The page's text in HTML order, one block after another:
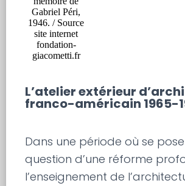
Gabriel Péri,
1946. / Source
site internet
fondation-
giacometti.fr
L’atelier extérieur
franco-américain 1965-
Dans une période où se
question d’une réforme
l’enseignement de